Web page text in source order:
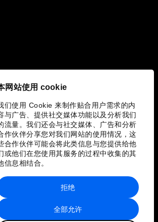
网站使用 cookie
们使用 Cookie 来制作贴合用户需求的内
与广告、提供社交媒体功能以及分析我们
流量。我们还会与社交媒体、广告和分析
作伙伴分享您对我们网站的使用情况，这
合作伙伴可能会将此类信息与您提供给他
或他们在您使用其服务的过程中收集的其
信息相结合。
全部允许
拒绝
站点地图